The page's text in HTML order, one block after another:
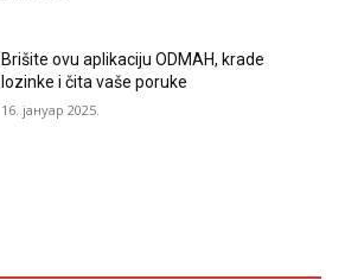
Brišite ovu aplikaciju ODMAH, krade
lozinke i čita vaše poruke
16. јануар 2025.